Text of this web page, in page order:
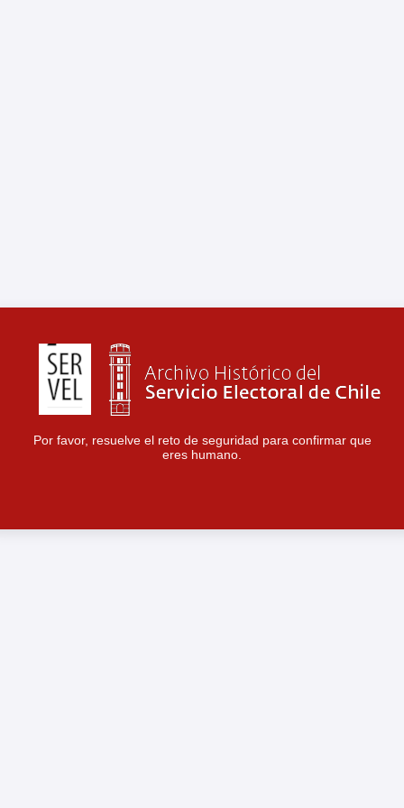
Por favor, resuelve el reto de seguridad para confirmar que
eres humano.